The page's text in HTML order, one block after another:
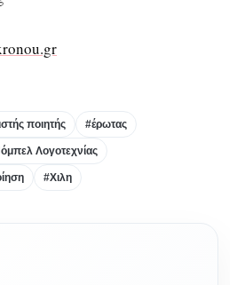
ποιητής #έρωτας
Λογοτεχνίας
#Χιλη